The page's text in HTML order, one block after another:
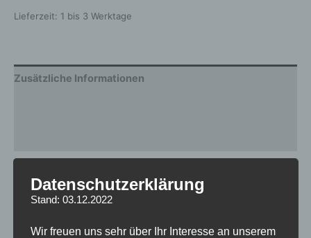
Lieferzeit: 1 bis 3 Werktage
Zusätzliche Informationen
Breite
Design CVR7
Datenschutzerklärung
Stand: 03.12.2022
Wir freuen uns sehr über Ihr Interesse an unserem